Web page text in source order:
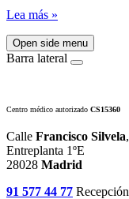
Lea más »
Open side menu
Barra lateral
Centro médico autorizado CS15360
Calle Francisco Silvela
Entreplanta 1ºE
28028 Madrid
91 577 44 77 Recepción